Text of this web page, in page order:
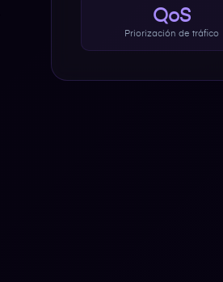
QoS
Priorización de tráfico